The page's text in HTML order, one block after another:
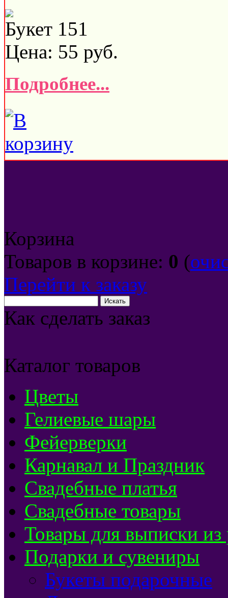
Букет 151
Цена: 55 руб.
Подробнее...
Корзина
Товаров в корзине: 0 (
Перейти к заказу
Как сделать заказ
Каталог товаров
Цветы
Гелиевые шары
Фейерверки
Карнавал и Праздник
Свадебные платья
Свадебные товары
Товары для выписки из
Подарки и сувениры
Букеты подарочные